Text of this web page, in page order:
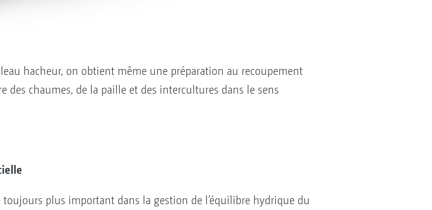
hacheur, on obtient même une préparation au recoupement
chaumes, de la paille et des intercultures dans le sens
plus important dans la gestion de l’équilibre hydrique du